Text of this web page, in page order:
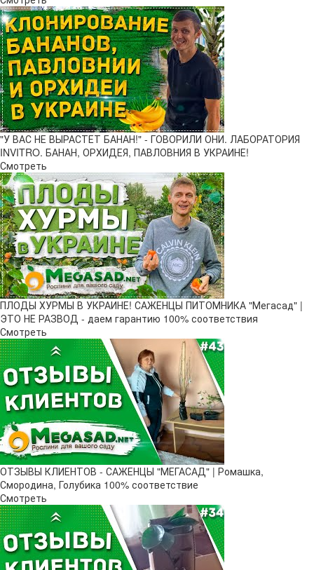
"У ВАС НЕ ВЫРАСТЕТ БАНАН!" - ГОВОРИЛИ ОНИ. ЛАБОРАТОРИЯ
INVITRO. БАНАН, ОРХИДЕЯ, ПАВЛОВНИЯ В УКРАИНЕ!
Смотреть
ПЛОДЫ ХУРМЫ В УКРАИНЕ! САЖЕНЦЫ ПИТОМНИКА "Мегасад" |
ЭТО НЕ РАЗВОД - даем гарантию 100% соответствия
Смотреть
ОТЗЫВЫ КЛИЕНТОВ - САЖЕНЦЫ "МЕГАСАД" | Ромашка,
Смородина, Голубика 100% соответствие
Смотреть